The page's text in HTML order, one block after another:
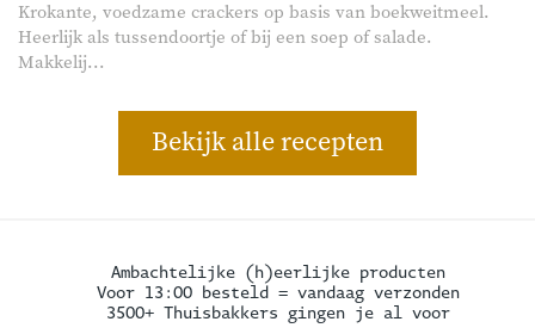
Krokante, voedzame crackers op basis van boekweitmeel.
Heerlijk als tussendoortje of bij een soep of salade.
Makkelij...
Bekijk alle recepten
Ambachtelijke (h)eerlijke producten
Voor 13:00 besteld = vandaag verzonden
3500+ Thuisbakkers gingen je al voor